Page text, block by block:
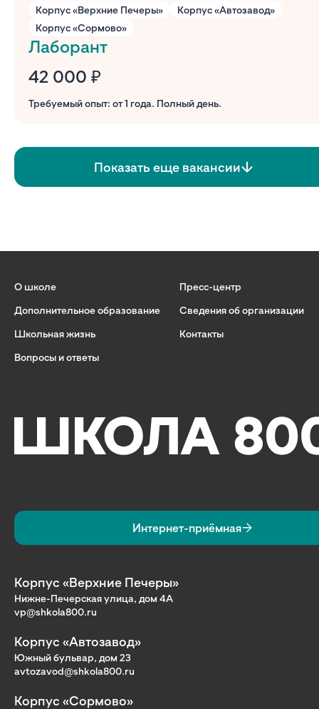
Корпус «Верхние Печеры»
Корпус «Автозавод»
Корпус «Сормово»
Лаборант
42 000 ₽
Требуемый опыт: от 1 года. Полный день.
Показать еще вакансии
О школе
Дополнительное образование
Школьная жизнь
Вопросы и ответы
Пресс-центр
Сведения об организации
Контакты
Интернет-приёмная
Корпус «Верхние Печеры»
Нижне-Печерская улица, дом 4А
vp@shkola800.ru
Корпус «Автозавод»
Южный бульвар, дом 23
avtozavod@shkola800.ru
Корпус «Сормово»